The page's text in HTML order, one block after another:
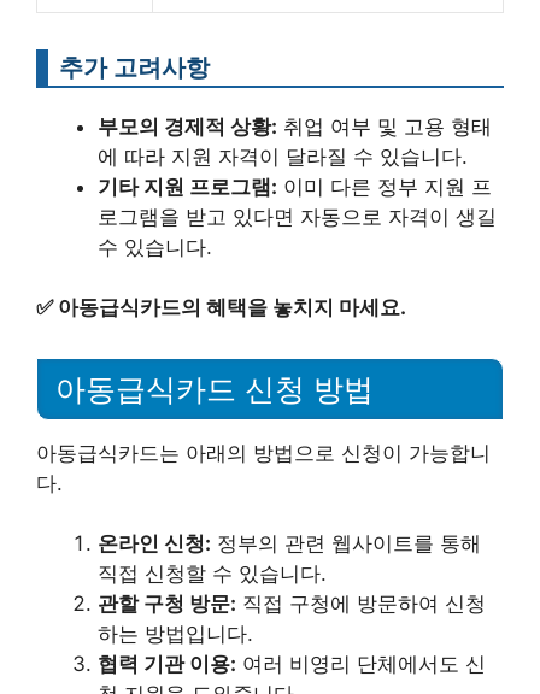
추가 고려사항
부모의 경제적 상황: 취업 여부 및 고용 형태
에 따라 지원 자격이 달라질 수 있습니다.
기타 지원 프로그램: 이미 다른 정부 지원 프
로그램을 받고 있다면 자동으로 자격이 생길
수 있습니다.
✅ 아동급식카드의 혜택을 놓치지 마세요.
아동급식카드 신청 방법
아동급식카드는 아래의 방법으로 신청이 가능합니
다.
온라인 신청: 정부의 관련 웹사이트를 통해
직접 신청할 수 있습니다.
관할 구청 방문: 직접 구청에 방문하여 신청
하는 방법입니다.
협력 기관 이용: 여러 비영리 단체에서도 신